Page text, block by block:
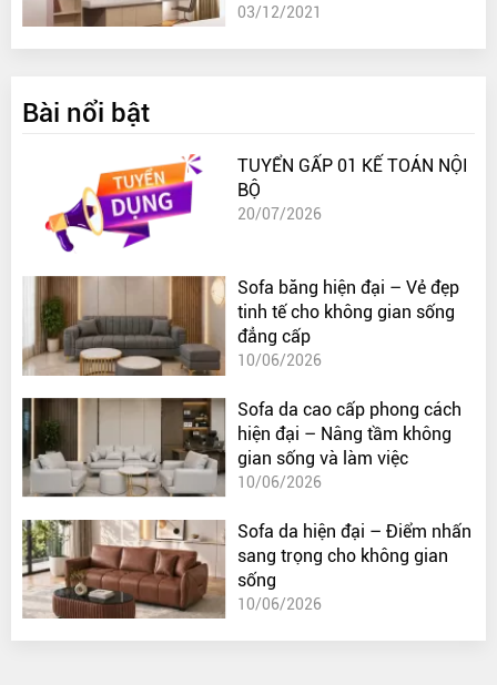
03/12/2021
Bài nổi bật
TUYỂN GẤP 01 KẾ TOÁN NỘI
BỘ
20/07/2026
Sofa băng hiện đại – Vẻ đẹp
tinh tế cho không gian sống
đẳng cấp
10/06/2026
Sofa da cao cấp phong cách
hiện đại – Nâng tầm không
gian sống và làm việc
10/06/2026
Sofa da hiện đại – Điểm nhấn
sang trọng cho không gian
sống
10/06/2026